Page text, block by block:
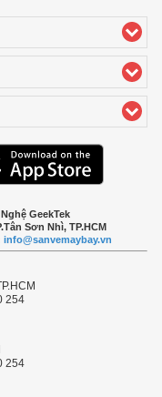
GeekTek
Sơn Nhì, TP.HCM
info@sanvemaybay.vn
254
254